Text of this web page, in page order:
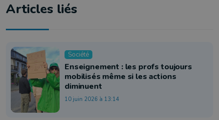
Articles liés
Société
Enseignement : les profs toujours
mobilisés même si les actions
diminuent
10 juin 2026 à 13:14